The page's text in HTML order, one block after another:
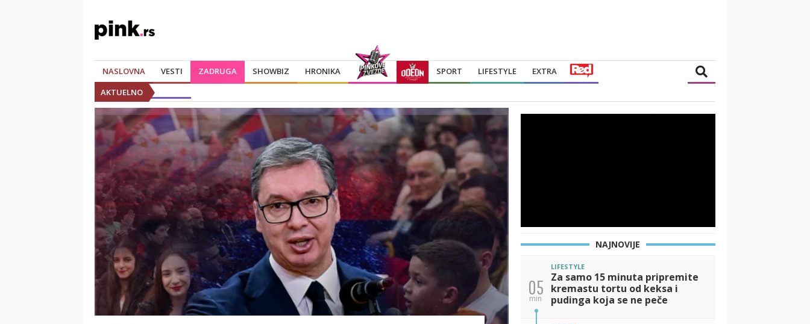
NASLOVNA VESTI ZADRUGA SHOWBIZ HRONIKA SPORT LIFESTYLE
EXTRA
AKTUELNO
NAJNOVIJE
05
min
LIFESTYLE
Za samo 15 minuta pripremite
kremastu tortu od keksa i
pudinga koja se ne peče